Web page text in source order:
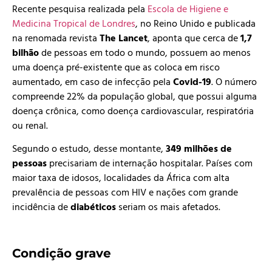
Recente pesquisa realizada pela Escola de Higiene e
Medicina Tropical de Londres, no Reino Unido e publicada
na renomada revista The Lancet, aponta que cerca de1,7
bilhãode pessoas em todo o mundo, possuem ao menos
uma doença pré-existente que as coloca em risco
aumentado, em caso de infecção pela Covid-19. O número
compreende 22% da população global, que possui alguma
doença crônica, como doença cardiovascular, respiratória
ou renal.
Segundo o estudo, desse montante, 349 milhões de
pessoas precisariam de internação hospitalar. Países com
maior taxa de idosos, localidades da África com alta
prevalência de pessoas com HIV e nações com grande
incidência dediabéticos seriam os mais afetados.
Condição grave